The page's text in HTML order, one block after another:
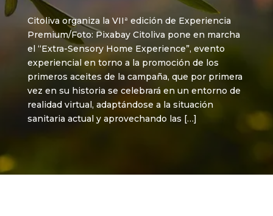
Citoliva organiza la VIIª edición de Experiencia
Premium/Foto: Pixabay Citoliva pone en marcha
el “Extra-Sensory Home Experience”, evento
experiencial en torno a la promoción de los
primeros aceites de la campaña, que por primera
vez en su historia se celebrará en un entorno de
realidad virtual, adaptándose a la situación
sanitaria actual y aprovechando las […]